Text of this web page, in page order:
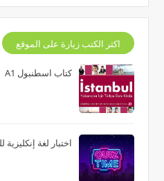
اكثر الكتب زيارة على الموقع
كتاب اسطنبول A1
اختبار لغة